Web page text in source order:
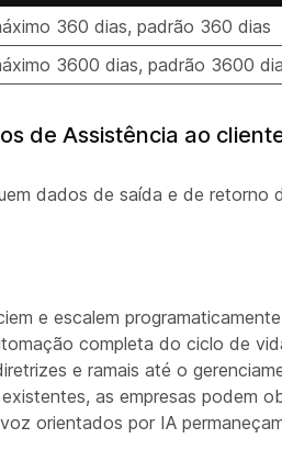
360 dias, padrão 360 dias
3600 dias, padrão 3600
de Assistência ao
dados de saída e de retorno
e escalem
completa do ciclo de
e ramais até o
as empresas podem
orientados por IA